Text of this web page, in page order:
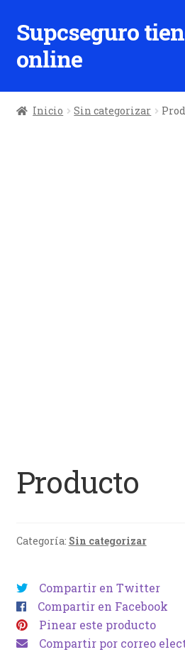
Ir
a
la
Ir
al
contenido
Supcseguro
online
Inicio Sin categorizar
Producto
Categoría: Sin categorizar
Compartir en Twitter
Compartir en Facebook
Pinear este producto
Compartir por correo